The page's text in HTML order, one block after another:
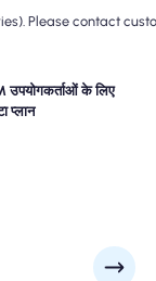
Please contact
के लिए
प्लान
का विस्तार करें? सीमलेस
बस अपने Global-EX
योजना समाप्त हो
है जो आपको बिना किसी